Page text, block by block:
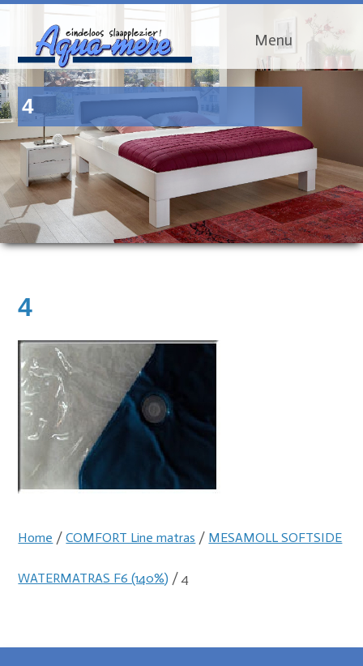
Menu
4
4
Home /COMFORT Line matras / MESAMOLL SOFTSIDE
WATERMATRAS F6 (140%) / 4